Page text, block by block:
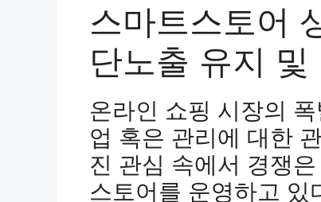
스마트스토어
단노출 유지
온라인 쇼핑 시장의
업 혹은 관리에 대한
진 관심 속에서 경쟁
스토어를 운영하고 있